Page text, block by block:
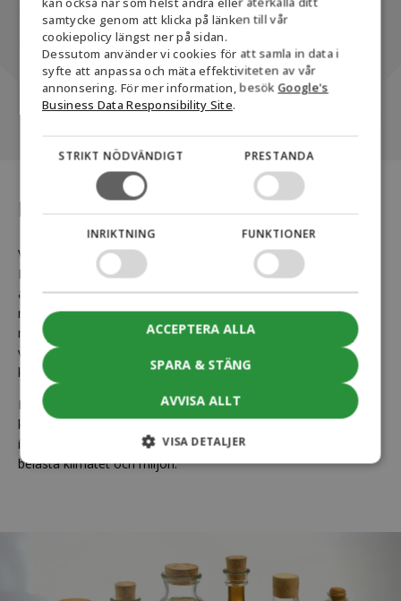
Råmaterial
Våra råmaterial består främst av avfall och restprodukter.
B100 är en biprodukt från rapsproduktion, där ungefär hälften
av rapsen produceras till djurfoder. HVO100 består främst av
rester från kött- och fiskindustrin, men även av t.ex. använd
matolja eller restprodukter och avfall från framställningen av
vegetabilisk olja. För HVO motsvarar det 90 % av bränslet som
kommer från rester och avfall.
Det är särskilt viktigt för oss att inte kompromissa med
kvaliteten och ursprunget för materialen, och därför får det
inte vara i konflikt med livsmedelsproduktion, avskogning eller
belasta klimatet och miljön.
NORWEGIAN
SWEDISH
samtycke genom att klicka på länken till vår
cookiepolicy längst ner på sidan.
Dessutom använder vi cookies för att samla in data i
syfte att anpassa och mäta effektiviteten av vår
annonsering. För mer information, besökGoogle's
Business Data Responsibility Site.
STRIKT NÖDVÄNDIGT PRESTANDA
INRIKTNING FUNKTIONER
SPARA & STÄNG
ACCEPTERA ALLA
AVVISA ALLT
VISA DETALJER